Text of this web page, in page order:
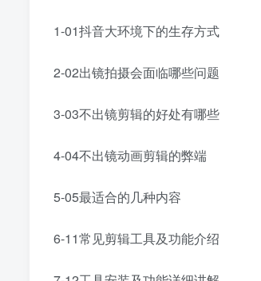
1-01抖音大环境下的生存方式
2-02出镜拍摄会面临哪些问题
3-03不出镜剪辑的好处有哪些
4-04不出镜动画剪辑的弊端
5-05最适合的几种内容
6-11常见剪辑工具及功能介绍